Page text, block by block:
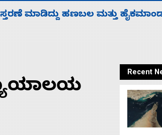
40 ಲಷ್ಕರ್ ಸದಸ್ಯರನ್ನು ಸದ್ದಿಲ್ಲದೆ
Recent